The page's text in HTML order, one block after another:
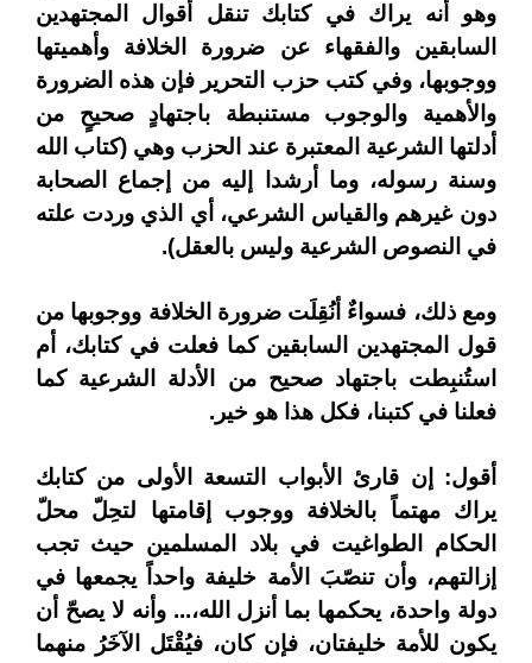
وهو أنه يراك في كتابك تنقل أقوال المجتهدين
السابقين والفقهاء عن ضرورة الخلافة وأهميتها
ووجوبها، وفي كتب حزب التحرير فإن هذه الضرورة
والأهمية والوجوب مستنبطة باجتهادٍ صحيحٍ من
أدلتها الشرعية المعتبرة عند الحزب وهي (كتاب الله
وسنة رسوله، وما أرشدا إليه من إجماع الصحابة
دون غيرهم والقياس الشرعي، أي الذي وردت علته
في النصوص الشرعية وليس بالعقل).
ومع ذلك، فسواءٌ أنُقِلَت ضرورة الخلافة ووجوبها من
قول المجتهدين السابقين كما فعلت في كتابك، أم
استُنبِطت باجتهاد صحيح من الأدلة الشرعية كما
فعلنا في كتبنا، فكل هذا هو خير.
أقول: إن قارئ الأبواب التسعة الأولى من كتابك
يراك مهتماً بالخلافة ووجوب إقامتها لتحِلّ محلّ
الحكام الطواغيت في بلاد المسلمين حيث تجب
إزالتهم، وأن تنصّبَ الأمة خليفة واحداً يجمعها في
دولة واحدة، يحكمها بما أنزل الله،... وأنه لا يصحّ أن
يكون للأمة خليفتان، فإن كان، فيُقْتَل الآخَرُ منهما